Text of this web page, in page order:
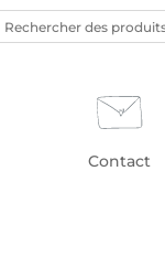
Contact